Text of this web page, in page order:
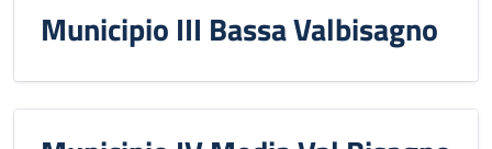
Municipio III Bassa Valbisagno